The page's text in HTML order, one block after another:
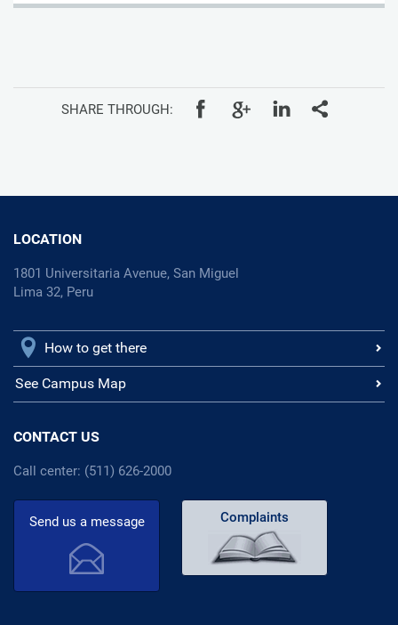
SHARE THROUGH:
LOCATION
1801 Universitaria Avenue, San Miguel
Lima 32, Peru
How to get there
See Campus Map
CONTACT US
Call center: (511) 626-2000
Send us a message Complaints